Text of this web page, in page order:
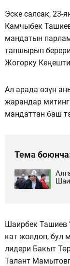
Эске салсак, 23-
Камчыбек
мандатын
тапшырып
Жогорку
Ал арада өзүн
жарандар
мандаттан баш
Тема
Шаирбек Ташиев
кат жолдоп, бул
лидери Бакыт
Талант